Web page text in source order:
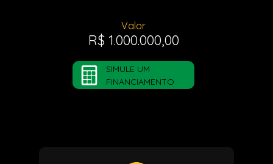
Valor
R$ 1.000.000,00
SIMULE UM
FINANCIAMENTO